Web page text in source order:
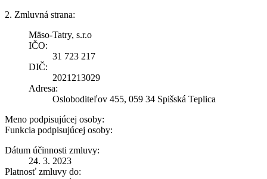
2. Zmluvná strana:
Mäso-Tatry, s.r.o
IČO:
31 723 217
DIČ:
2021213029
Adresa:
Osloboditeľov 455, 059 34 Spišská Teplica
Meno podpisujúcej osoby:
Funkcia podpisujúcej osoby:
Dátum účinnosti zmluvy:
24. 3. 2023
Platnosť zmluvy do: